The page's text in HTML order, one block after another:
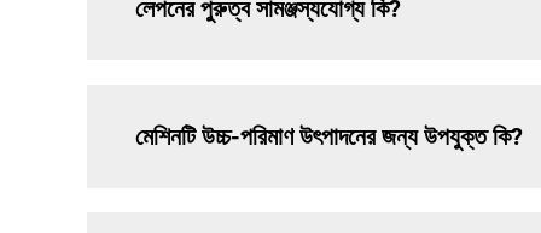
লেপনের পুরুত্ব সামঞ্জস্যযোগ্য কি?
মেশিনটি উচ্চ-পরিমাণ উৎপাদনের জন্য উপযুক্ত কি?